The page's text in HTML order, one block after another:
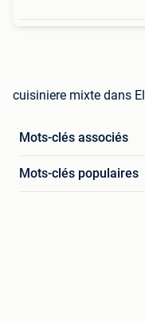
cuisiniere mixte dans
Mots-clés associés
Mots-clés populaires